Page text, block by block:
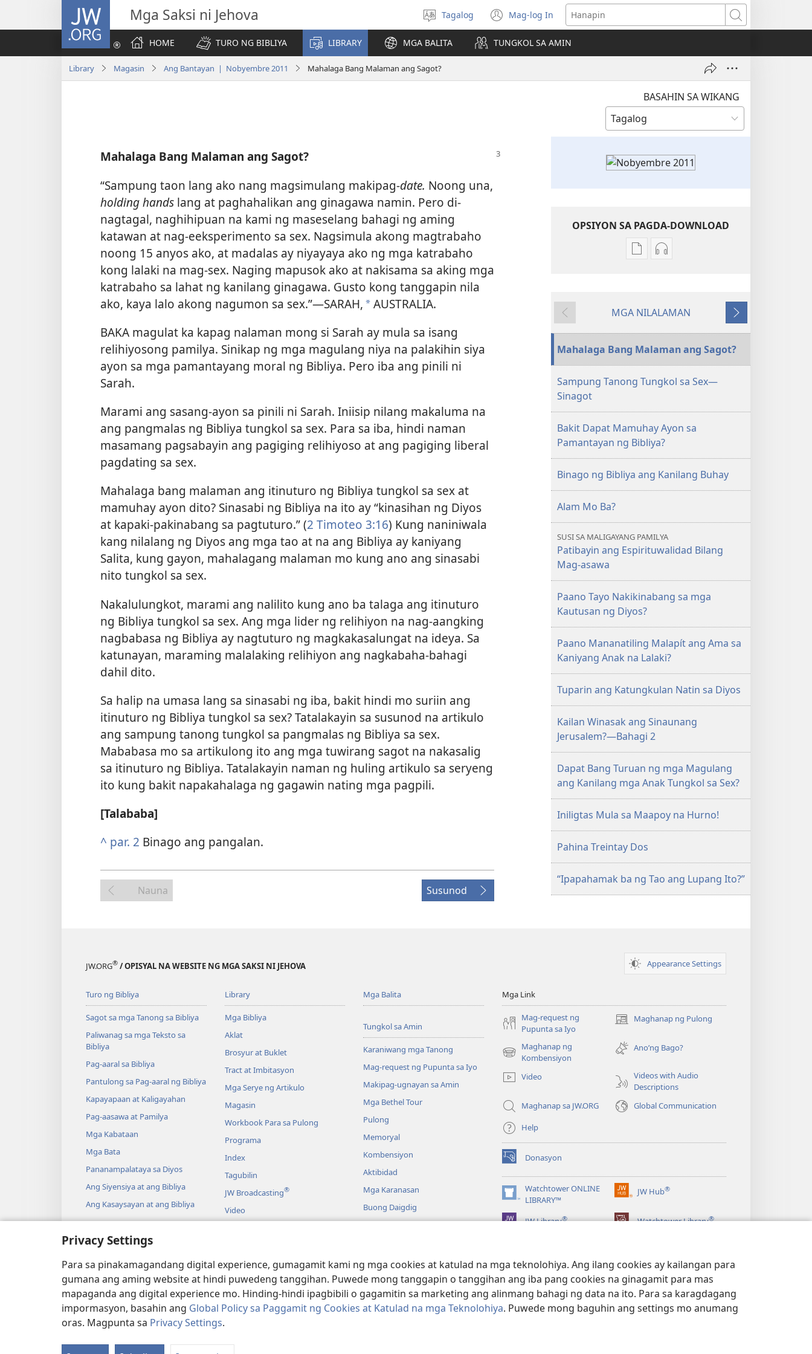
Privacy Settings
Para sa pinakamagandang digital experience, gumagamit kami ng mga cookies at katulad na mga teknolohiya. Ang ilang cookies ay kailangan para
gumana ang aming website at hindi puwedeng tanggihan. Puwede mong tanggapin o tanggihan ang iba pang cookies na ginagamit para mas
mapaganda ang digital experience mo. Hinding-hindi ipagbibili o gagamitin sa marketing ang alinmang bahagi ng data na ito. Para sa karagdagang
impormasyon, basahin ang Global Policy sa Paggamit ng Cookies at Katulad na mga Teknolohiya. Puwede mong baguhin ang settings mo anumang
oras. Magpunta sa Privacy Settings.
JW.ORG Mga Saksi ni Jehova
Pumili
ng
wika
Tagalog Mag-log In
(may
bubukas
na
bagong
Hanapin
HOME
TURO NG BIBLIYA LIBRARY MGA BALITA TUNGKOL SA AMIN
Library Magasin Ang Bantayan | Nobyembre 2011 Mahalaga Bang Malaman ang Sagot?
BASAHIN SA WIKANG
Mahalaga Bang Malaman ang Sagot?
“Sampung taon lang ako nang magsimulang makipag-date. Noong una,
holding hands lang at paghahalikan ang ginagawa namin. Pero di-
nagtagal, naghihipuan na kami ng maseselang bahagi ng aming
katawan at nag-eeksperimento sa sex. Nagsimula akong magtrabaho
noong 15 anyos ako, at madalas ay niyayaya ako ng mga katrabaho
kong lalaki na mag-sex. Naging mapusok ako at nakisama sa aking mga
katrabaho sa lahat ng kanilang ginagawa. Gusto kong tanggapin nila
ako, kaya lalo akong nagumon sa sex.”​—SARAH, * AUSTRALIA.
BAKA magulat ka kapag nalaman mong si Sarah ay mula sa isang
relihiyosong pamilya. Sinikap ng mga magulang niya na palakihin siya
ayon sa mga pamantayang moral ng Bibliya. Pero iba ang pinili ni
Sarah.
Marami ang sasang-ayon sa pinili ni Sarah. Iniisip nilang makaluma na
ang pangmalas ng Bibliya tungkol sa sex. Para sa iba, hindi naman
masamang pagsabayin ang pagiging relihiyoso at ang pagiging liberal
pagdating sa sex.
Mahalaga bang malaman ang itinuturo ng Bibliya tungkol sa sex at
mamuhay ayon dito? Sinasabi ng Bibliya na ito ay “kinasihan ng Diyos
at kapaki-pakinabang sa pagtuturo.” (2 Timoteo 3:16) Kung naniniwala
kang nilalang ng Diyos ang mga tao at na ang Bibliya ay kaniyang
Salita, kung gayon, mahalagang malaman mo kung ano ang sinasabi
nito tungkol sa sex.
Nakalulungkot, marami ang nalilito kung ano ba talaga ang itinuturo
ng Bibliya tungkol sa sex. Ang mga lider ng relihiyon na nag-aangking
nagbabasa ng Bibliya ay nagtuturo ng magkakasalungat na ideya. Sa
katunayan, maraming malalaking relihiyon ang nagkabaha-bahagi
dahil dito.
Sa halip na umasa lang sa sinasabi ng iba, bakit hindi mo suriin ang
itinuturo ng Bibliya tungkol sa sex? Tatalakayin sa susunod na artikulo
ang sampung tanong tungkol sa pangmalas ng Bibliya sa sex.
Mababasa mo sa artikulong ito ang mga tuwirang sagot na nakasalig
sa itinuturo ng Bibliya. Tatalakayin naman ng huling artikulo sa seryeng
ito kung bakit napakahalaga ng gagawin nating mga pagpili.
[Talababa]
^ par. 2 Binago ang pangalan.
Nauna Susunod
OPSIYON SA PAGDA-DOWNLOAD
Opsiyon
ng
ANG
BANTAYAN
Opsiyon
ng
BANTAYAN
Nauna
MGA NILALAMAN
Susunod
Mahalaga Bang Malaman ang Sagot?
Sampung Tanong Tungkol sa Sex—
Sinagot
Bakit Dapat Mamuhay Ayon sa
Pamantayan ng Bibliya?
Binago ng Bibliya ang Kanilang Buhay
Alam Mo Ba?
SUSI SA MALIGAYANG PAMILYA
Patibayin ang Espirituwalidad Bilang
Mag-asawa
Paano Tayo Nakikinabang sa mga
Kautusan ng Diyos?
Paano Mananatiling Malapít ang Ama sa
Kaniyang Anak na Lalaki?
Tuparin ang Katungkulan Natin sa Diyos
Kailan Winasak ang Sinaunang
Jerusalem?—Bahagi 2
Dapat Bang Turuan ng mga Magulang
ang Kanilang mga Anak Tungkol sa Sex?
Iniligtas Mula sa Maapoy na Hurno!
Pahina Treintay Dos
“Ipapahamak ba ng Tao ang Lupang Ito?”
JW.ORG® / OPISYAL NA WEBSITE NG MGA SAKSI NI JEHOVA Appearance Settings
Turo ng Bibliya
Sagot sa mga Tanong sa Bibliya
Paliwanag sa mga Teksto sa
Bibliya
Pag-aaral sa Bibliya
Pantulong sa Pag-aaral ng Bibliya
Kapayapaan at Kaligayahan
Pag-aasawa at Pamilya
Mga Kabataan
Mga Bata
Pananampalataya sa Diyos
Ang Siyensiya at ang Bibliya
Ang Kasaysayan at ang Bibliya
Library
Mga Bibliya
Aklat
Brosyur at Buklet
Tract at Imbitasyon
Mga Serye ng Artikulo
Magasin
Workbook Para sa Pulong
Programa
Index
Tagubilin
JW Broadcasting®
Video
Pagbabasa ng Bibliya—Audio
Drama
Mga Balita
Tungkol sa Amin
Karaniwang mga Tanong
Mag-request ng Pupunta sa Iyo
Makipag-ugnayan sa Amin
Mga Bethel Tour
Pulong
Memoryal
Kombensiyon
Aktibidad
Mga Karanasan
Buong Daigdig
Mga Link
Mag-request ng
Pupunta sa Iyo
Maghanap ng Pulong
(may
na
bagong
window)
Maghanap ng
Kombensiyon
(may
na
window)
Ano’ng Bago?
Video
Videos with Audio
Descriptions
Maghanap sa JW.ORG
Global Communication
Help
Donasyon
(may
bubukas
na
bagong
Watchtower ONLINE
LIBRARY™
(may
bubukas
na
JW Hub®
(may
na
JW Library® Watchtower Library®
Copyright © 2026 Watch Tower Bible and Tract Society of Pennsylvania.